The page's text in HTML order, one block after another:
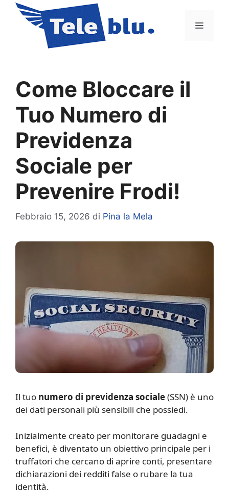
contenuto
Menu
Come Bloccare il
Tuo Numero di
Previdenza
Sociale per
Prevenire Frodi!
Febbraio 15, 2026 di Pina la Mela
Il tuo numero di previdenza sociale(SSN) è uno
dei dati personali più sensibili che possiedi.
Inizialmente creato per monitorare guadagni e
benefici, è diventato un obiettivo principale per i
truffatori che cercano di aprire conti, presentare
dichiarazioni dei redditi false o rubare la tua
identità.